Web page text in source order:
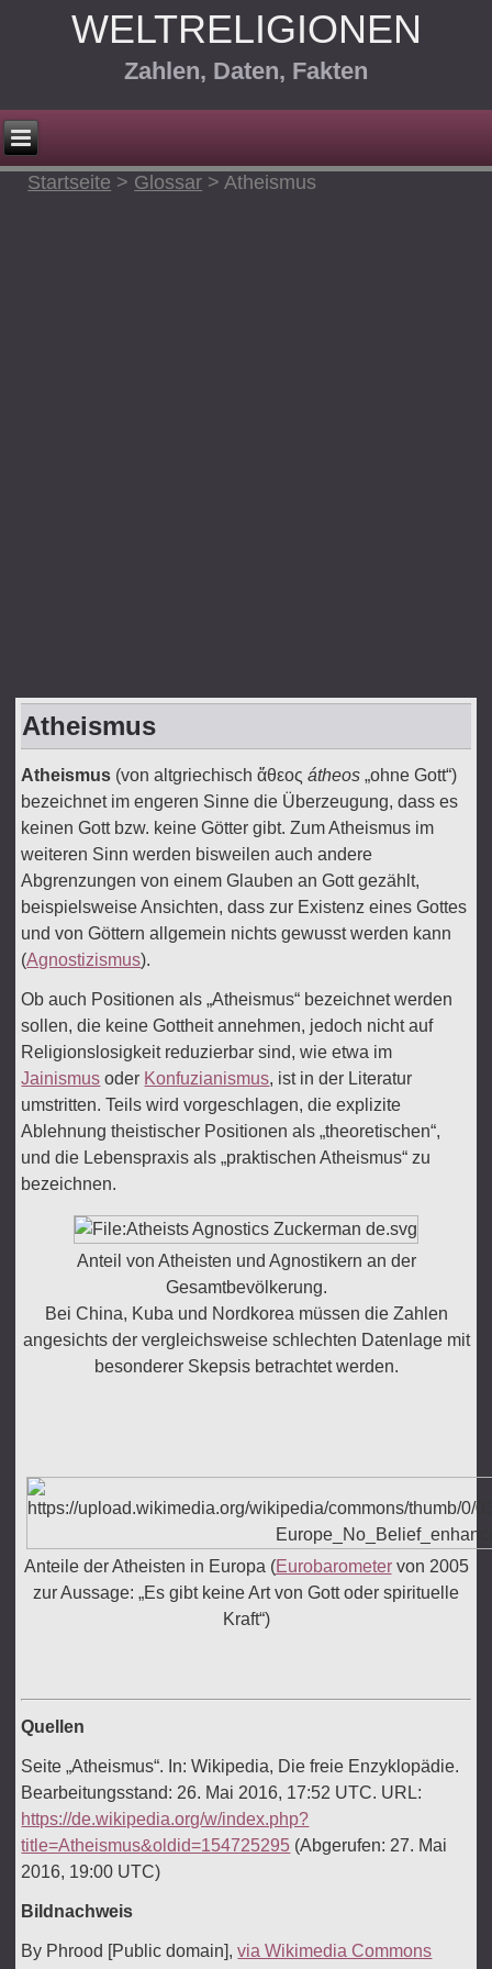
WELTRELIGIONEN
Zahlen, Daten, Fakten
Startseite > Glossar >Atheismus
Atheismus
Atheismus (von altgriechischἄθεος átheos „ohne Gott“)
bezeichnet im engeren Sinne die Überzeugung, dass es
keinen Gott bzw. keine Götter gibt. Zum Atheismus im
weiteren Sinn werden bisweilen auch andere
Abgrenzungen von einem Glauben an Gott gezählt,
beispielsweise Ansichten, dass zur Existenz eines Gottes
und von Göttern allgemein nichts gewusst werden kann
(Agnostizismus).
Ob auch Positionen als „Atheismus“ bezeichnet werden
sollen, die keine Gottheit annehmen, jedoch nicht auf
Religionslosigkeit reduzierbar sind, wie etwa im
Jainismus oder Konfuzianismus, ist in der Literatur
umstritten. Teils wird vorgeschlagen, die explizite
Ablehnung theistischer Positionen als „theoretischen“,
und die Lebenspraxis als „praktischen Atheismus“ zu
bezeichnen.
Anteil von Atheisten und Agnostikern an der
Gesamtbevölkerung.
Bei China, Kuba und Nordkorea müssen die Zahlen
angesichts der vergleichsweise schlechten Datenlage mit
besonderer Skepsis betrachtet werden.
Anteile der Atheisten in Europa (Eurobarometervon 2005
zur Aussage: „Es gibt keine Art von Gott oder spirituelle
Kraft“)
Quellen
Seite „Atheismus“. In: Wikipedia, Die freie Enzyklopädie.
Bearbeitungsstand: 26. Mai 2016, 17:52 UTC. URL:
https://de.wikipedia.org/w/index.php?
title=Atheismus&oldid=154725295 (Abgerufen: 27. Mai
2016, 19:00 UTC)
Bildnachweis
By Phrood [Public domain],via Wikimedia Commons